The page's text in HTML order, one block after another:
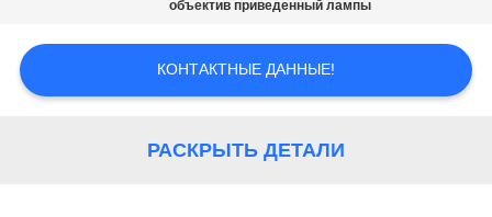
СЛУЧАИ
объектив приведенный лампы
КОНТАКТНЫЕ ДАННЫЕ!
РАСКРЫТЬ ДЕТАЛИ